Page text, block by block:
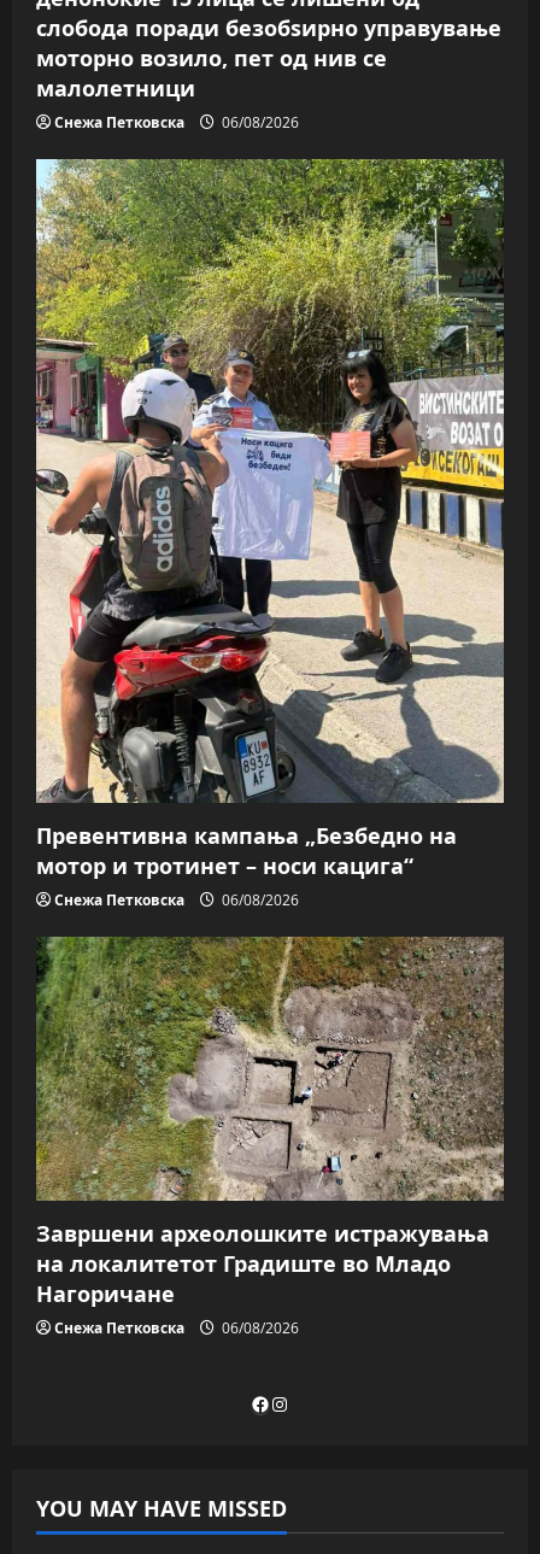
слобода поради безобѕирно управување
моторно возило, пет од нив се
малолетници
Снежа Петковска 06/08/2026
Превентивна кампања „Безбедно на
мотор и тротинет – носи кацига“
Снежа Петковска 06/08/2026
Завршени археолошките истражувања
на локалитетот Градиште во Младо
Нагоричане
Снежа Петковска 06/08/2026
Facebook
Instagram
YOU MAY HAVE MISSED